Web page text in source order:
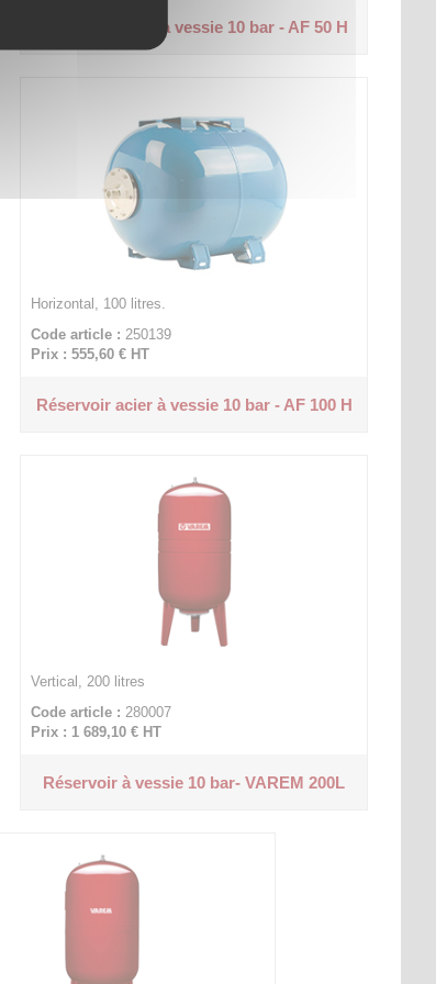
Réservoir acier à vessie 10 bar - AF 50 H
Horizontal, 100 litres.
Code article : 250139
Prix : 555,60 € HT
Réservoir acier à vessie 10 bar - AF 100 H
Vertical, 200 litres
Code article : 280007
Prix : 1 689,10 € HT
Réservoir à vessie 10 bar- VAREM 200L